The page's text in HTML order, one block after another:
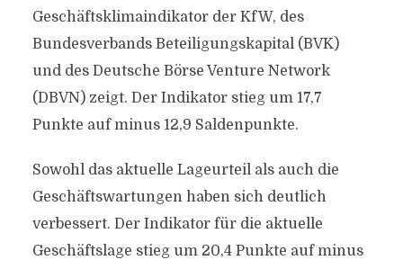
Geschäftsklimaindikator der KfW, des
Bundesverbands Beteiligungskapital (BVK)
und des Deutsche Börse Venture Network
(DBVN) zeigt. Der Indikator stieg um 17,7
Punkte auf minus 12,9 Saldenpunkte.
Sowohl das aktuelle Lageurteil als auch die
Geschäftswartungen haben sich deutlich
verbessert. Der Indikator für die aktuelle
Geschäftslage stieg um 20,4 Punkte auf minus